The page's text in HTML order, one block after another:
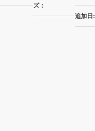
ズ：
追加日: